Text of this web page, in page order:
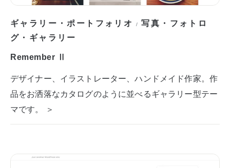
ギャラリー・ポートフォリオ /写真・フォトロ
グ・ギャラリー
Remember Ⅱ
デザイナー、イラストレーター、ハンドメイド作家。作
品をお洒落なカタログのように並べるギャラリー型テー
マです。 ＞